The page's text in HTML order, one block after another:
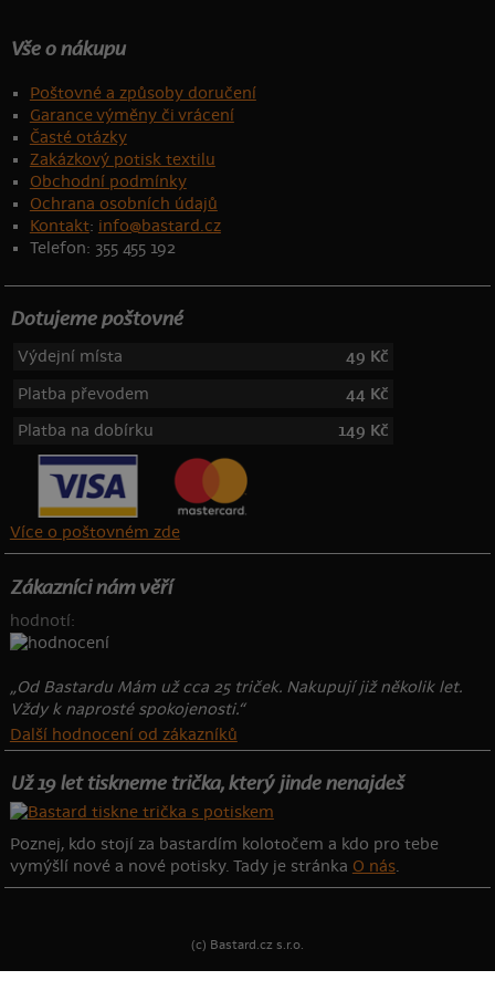
Vše o nákupu
Poštovné a způsoby doručení
Garance výměny či vrácení
Časté otázky
Zakázkový potisk textilu
Obchodní podmínky
Ochrana osobních údajů
Kontakt: info@bastard.cz
Telefon: 355 455 192
Dotujeme poštovné
Výdejní místa
49 Kč
Platba převodem
44 Kč
Platba na dobírku
149 Kč
Více o poštovném zde
Zákazníci nám věří
hodnotí:
„Od Bastardu Mám už cca 25 triček. Nakupují již několik let.
Vždy k naprosté spokojenosti.“
Další hodnocení od zákazníků
Už 19 let tiskneme trička, který jinde nenajdeš
Poznej, kdo stojí za bastardím kolotočem a kdo pro tebe
vymýšlí nové a nové potisky. Tady je stránka O nás.
(c) Bastard.cz s.r.o.